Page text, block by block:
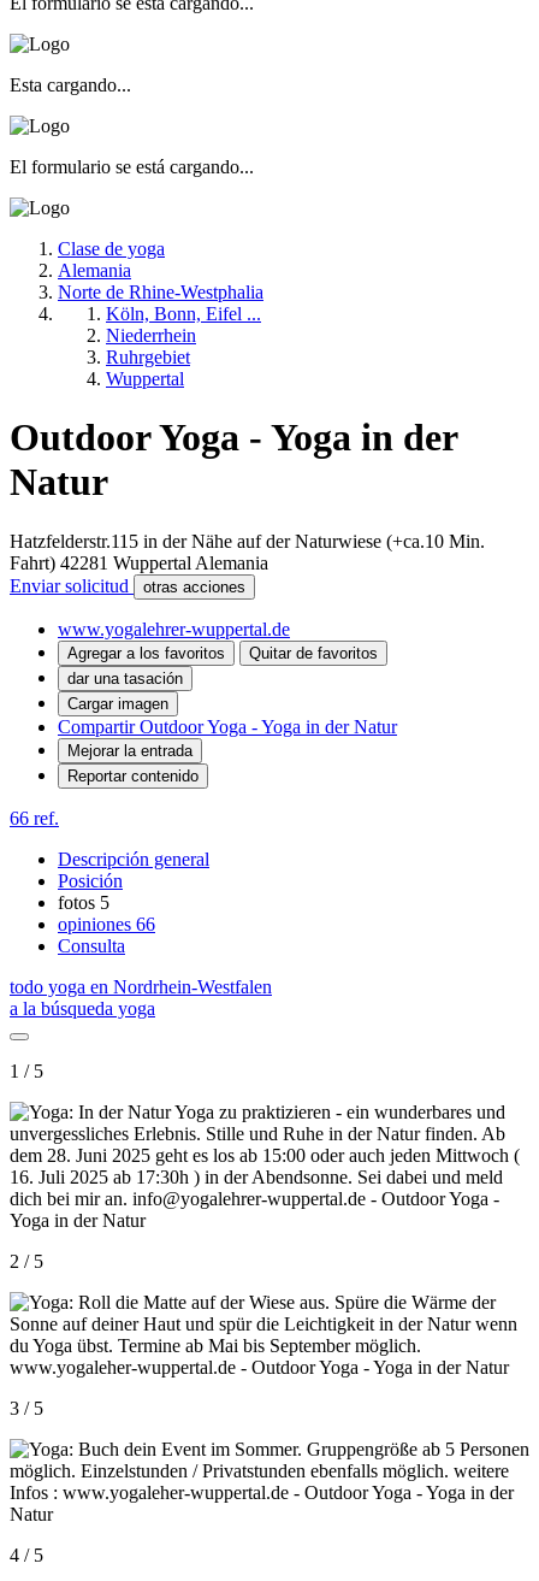
Esta cargando...
El formulario se está cargando...
Clase de yoga
Alemania
Norte de Rhine-Westphalia
Köln, Bonn, Eifel ...
Niederrhein
Ruhrgebiet
Wuppertal
Outdoor Yoga - Yoga in der
Natur
Hatzfelderstr.115 in der Nähe auf der Naturwiese (+ca.10 Min.
Fahrt) 42281 Wuppertal Alemania
Enviar solicitud
otras acciones
www.yogalehrer-wuppertal.de
Agregar a los favoritos
Quitar de favoritos
dar una tasación
Cargar imagen
Compartir Outdoor Yoga - Yoga in der Natur
Mejorar la entrada
Reportar contenido
66 ref.
Descripción general
Posición
fotos 5
opiniones 66
Consulta
todo yoga en Nordrhein-Westfalen
a la búsqueda yoga
1 / 5
2 / 5
3 / 5
4 / 5